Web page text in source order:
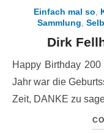
Einfach mal so,
Sammlung,
Dirk
Happy Birthday
Jahr war die
Zeit, DANKE zu